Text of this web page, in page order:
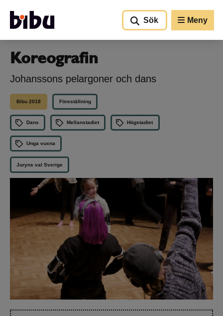
Sök
Meny
Koreografin
Johanssons pelargoner och dans
Bibu 2018 Föreställning
Dans Mellanstadiet Högstadiet
Unga vuxna
Juryns val Sverige